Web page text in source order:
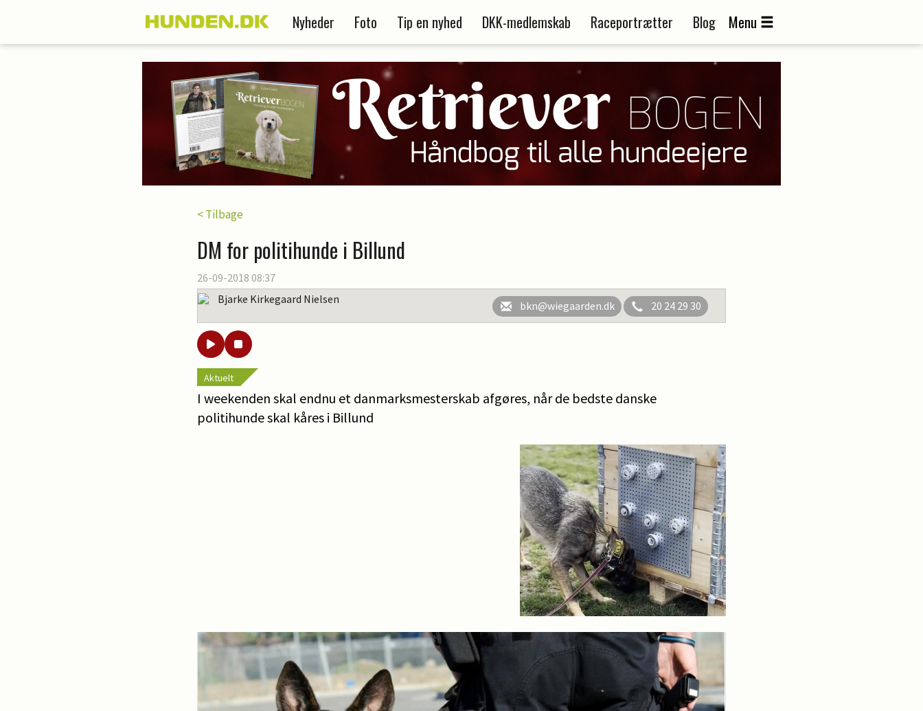
Nyheder Foto Tip en nyhed DKK-medlemskab Raceportrætter Blog Menu
< Tilbage
DM for politihunde i Billund
26-09-2018 08:37
Bjarke Kirkegaard Nielsen
bkn@wiegaarden.dk 20 24 29 30
Aktuelt
I weekenden skal endnu et danmarksmesterskab afgøres, når de bedste danske
politihunde skal kåres i Billund